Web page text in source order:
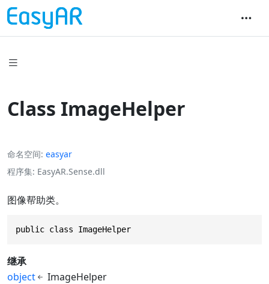
Class ImageHelper
命名空间 easyar
程序集 EasyAR.Sense.dll
图像帮助类。
public class ImageHelper
继承
object
ImageHelper